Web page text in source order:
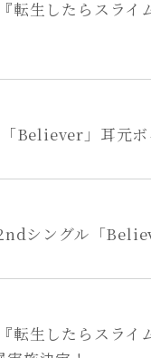
転生したらスライ
Believer」耳元ボ
シングル「
転生したらスライ